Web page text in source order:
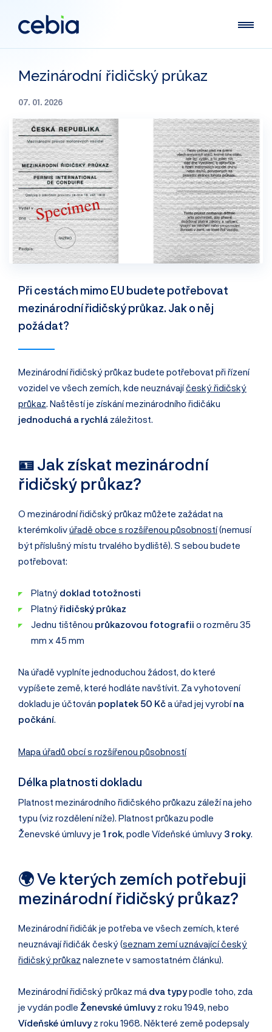
Mezinárodní řidičský průkaz
07. 01. 2026
Při cestách mimo EU budete potřebovat
mezinárodní řidičský průkaz. Jak o něj
požádat?
Mezinárodní řidičský průkaz budete potřebovat při řízení
vozidel ve všech zemích, kde neuznávajíčeský řidičský
průkaz. Naštěstí je získání mezinárodního řidičáku
jednoduchá a rychlá záležitost.
🪪 Jak získat mezinárodní
řidičský průkaz?
O mezinárodní řidičský průkaz můžete zažádat na
kterémkolivúřadě obce s rozšířenou působností(nemusí
být příslušný místu trvalého bydliště). S sebou budete
potřebovat:
Platný doklad totožnosti
Platný řidičský průkaz
Jednu tištěnou průkazovou fotografii o rozměru 35
mm x 45 mm
Na úřadě vyplníte jednoduchou žádost, do které
vypíšete země, které hodláte navštívit. Za vyhotovení
dokladu je účtován poplatek 50 Kča úřad jej vyrobína
počkání.
Mapa úřadů obcí s rozšířenou působností
Délka platnosti dokladu
Platnost mezinárodního řidičského průkazu záleží na jeho
typu (viz rozdělení níže). Platnost průkazu podle
Ženevské úmluvy je 1 rok , podle Vídeňské úmluvy 3 roky.
🌍 Ve kterých zemích potřebuji
mezinárodní řidičský průkaz?
Mezinárodní řidičák je potřeba ve všech zemích, které
neuznávají řidičák český (seznam zemí uznávající český
řidičský průkaz naleznete v samostatném článku).
Mezinárodní řidičský průkaz má dva typypodle toho, zda
je vydán podle Ženevské úmluvyz roku 1949, nebo
Vídeňské úmluvyz roku 1968. Některé země podepsaly